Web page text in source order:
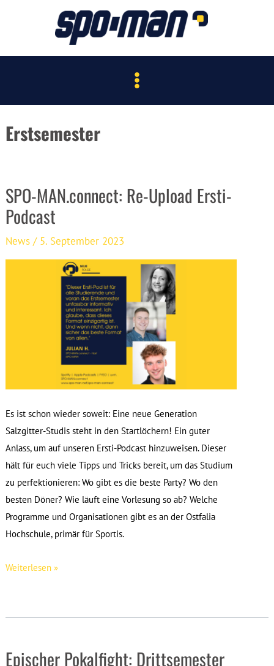
Main
Erstsemester
SPO-MAN.connect: Re-Upload Ersti-
Podcast
News / 5. September 2023
Es ist schon wieder soweit: Eine neue Generation
Salzgitter-Studis steht in den Startlöchern! Ein guter
Anlass, um auf unseren Ersti-Podcast hinzuweisen. Dieser
hält für euch viele Tipps und Tricks bereit, um das Studium
zu perfektionieren: Wo gibt es die beste Party? Wo den
besten Döner? Wie läuft eine Vorlesung so ab? Welche
Programme und Organisationen gibt es an der Ostfalia
Hochschule, primär für Sportis.
SPO-
Upload
Podcast
Weiterlesen »
Epischer Pokalfight: Drittsemester